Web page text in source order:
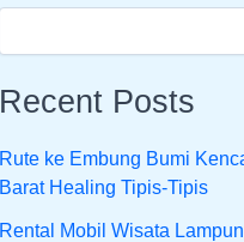
Recent Posts
Rute ke Embung Bumi
Barat Healing Tipis-Tipis
Rental Mobil Wisata